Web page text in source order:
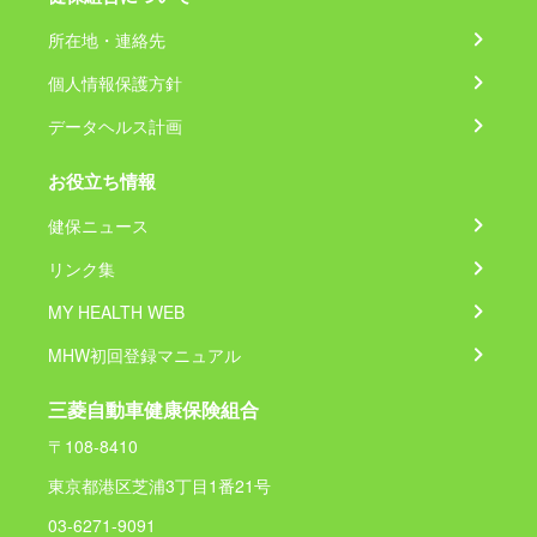
所在地・連絡先
個人情報保護方針
データヘルス計画
お役立ち情報
健保ニュース
リンク集
MY HEALTH WEB
MHW初回登録マニュアル
三菱自動車健康保険組合
〒108-8410
東京都港区芝浦3丁目1番21号
03-6271-9091